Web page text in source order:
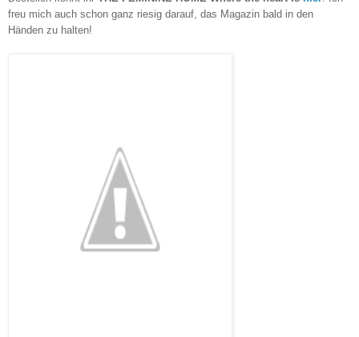
freu mich auch schon ganz riesig darauf, das Magazin bald in den
Händen zu halten!